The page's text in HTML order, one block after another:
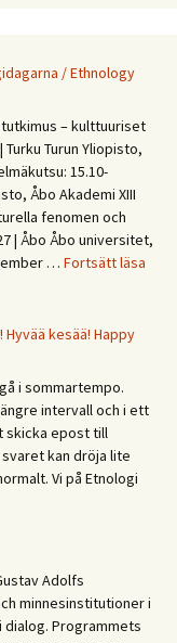
/ Ethnology
– kulttuuriset
Turun Yliopisto,
15.10-
Åbo Akademi XIII
fenomen och
| Åbo Åbo universitet,
… Fortsätt läsa
/
kesää! Happy
i sommartempo.
intervall och i ett
skicka epost till
kan dröja lite
Vi på Etnologi
Adolfs
minnesinstitutioner i
Programmets